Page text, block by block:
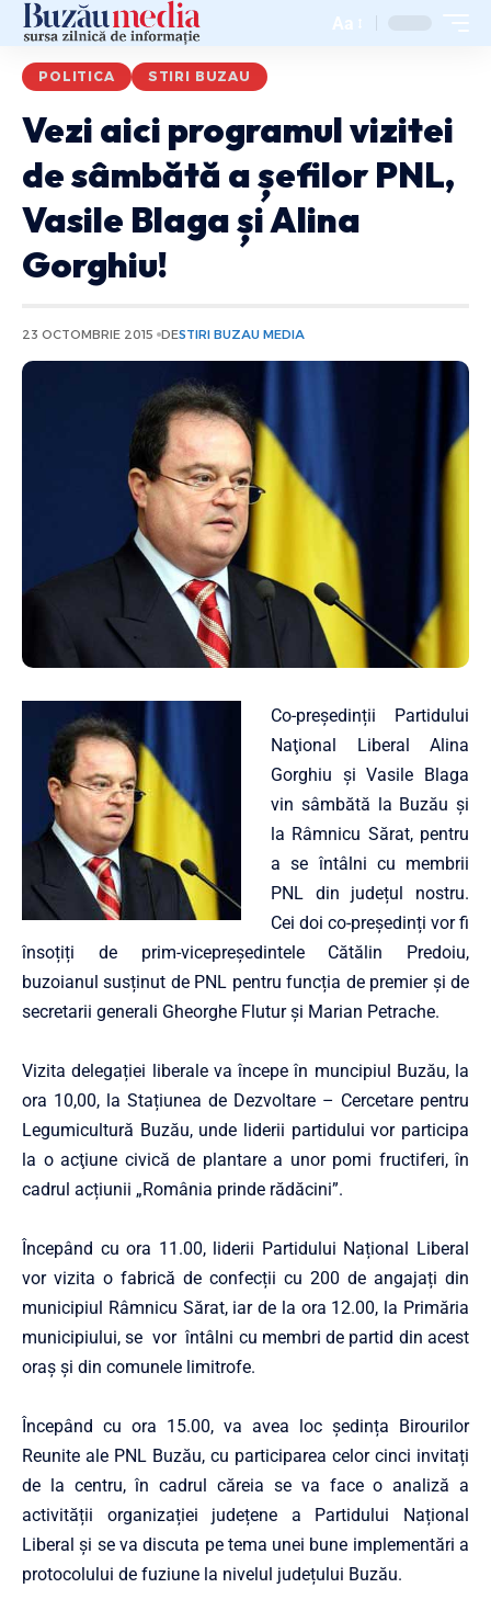
Aa
POLITICA STIRI BUZAU
Vezi aici programul vizitei
de sâmbătă a șefilor PNL,
Vasile Blaga și Alina
Gorghiu!
23 OCTOMBRIE 2015 DESTIRI BUZAU MEDIA
Co-președinții Partidului
Naţional Liberal Alina
Gorghiu și Vasile Blaga
vin sâmbătă la Buzău și
la Râmnicu Sărat, pentru
a se întâlni cu membrii
PNL din județul nostru.
Cei doi co-președinți vor fi
însoțiți de prim-vicepreședintele Cătălin Predoiu,
buzoianul susținut de PNL pentru funcția de premier și de
secretarii generali Gheor­ghe Flutur și Marian Petrache.
Vizita delegației liberale va începe în muncipiul Buzău, la
ora 10,00, la Stațiunea de Dezvoltare – Cercetare pentru
Legumicultură Buzău, unde liderii partidului vor participa
la o acţiune civică de plantare a unor pomi fructiferi, în
cadrul acțiunii „România prinde rădăcini”.
Începând cu ora 11.00, liderii Partidului Național Liberal
vor vizita o fabrică de confecții cu 200 de angajați din
municipiul Râmnicu Sărat, iar de la ora 12.00, la Primăria
municipiului, se vor întâlni cu membri de partid din acest
oraș și din comunele limitrofe.
Începând cu ora 15.00, va avea loc ședința Birourilor
Reunite ale PNL Buzău, cu participarea celor cinci invitați
de la centru, în cadrul căreia se va face o analiză a
activității organizației județene a Partidului Național
Liberal și se va discuta pe tema unei bune implementări a
protocolului de fuziune la nivelul județului Buzău.